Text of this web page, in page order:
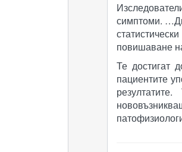
симптоми.
повишаване
Те достигат
пациентите